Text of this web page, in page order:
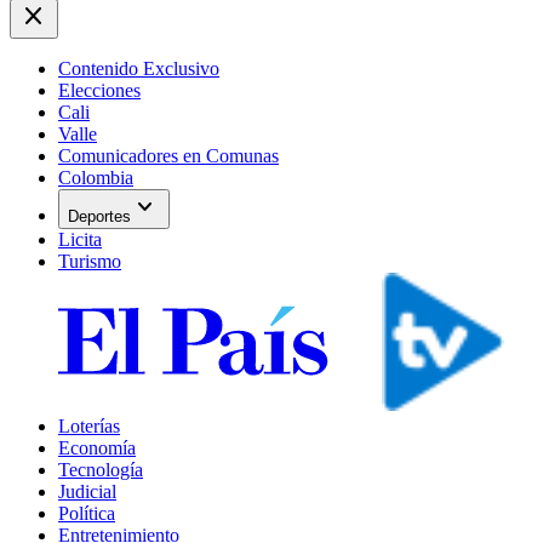
close
Contenido Exclusivo
Elecciones
Cali
Valle
Comunicadores en Comunas
Colombia
Deportes expand_more
Licita
Turismo
Loterías
Economía
Tecnología
Judicial
Política
Entretenimiento